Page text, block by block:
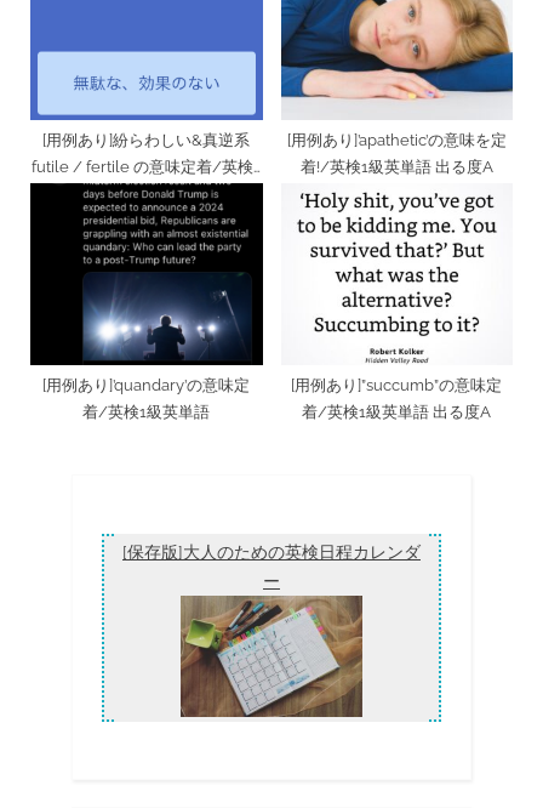
[用例あり]紛らわしい&真逆系
futile / fertile の意味定着/英検1
級英単語
[用例あり]’apathetic’の意味を定
着!/英検1級英単語 出る度A
[用例あり]’quandary’の意味定
着/英検1級英単語
[用例あり]”succumb”の意味定
着/英検1級英単語 出る度A
[保存版]大人のための英検日程カレンダ
ー